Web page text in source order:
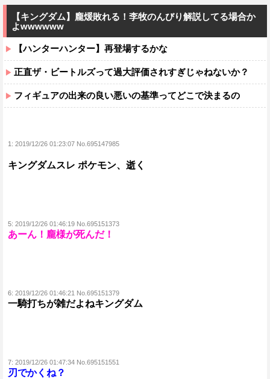
【キングダム】龐煖敗れる！李牧のんびり解説してる場合か
よwwwwww
【ハンターハンター】再登場するかな
正直ザ・ビートルズって過大評価されすぎじゃねないか？
フィギュアの出来の良い悪いの基準ってどこで決まるの
1: 2019/12/26 01:23:07 No.695147985
キングダムスレ ポケモン、逝く
5: 2019/12/26 01:46:19 No.695151373
あーん！龐様が死んだ！
6: 2019/12/26 01:46:21 No.695151379
一騎打ちが雑だよねキングダム
7: 2019/12/26 01:47:34 No.695151551
刃でかくね？